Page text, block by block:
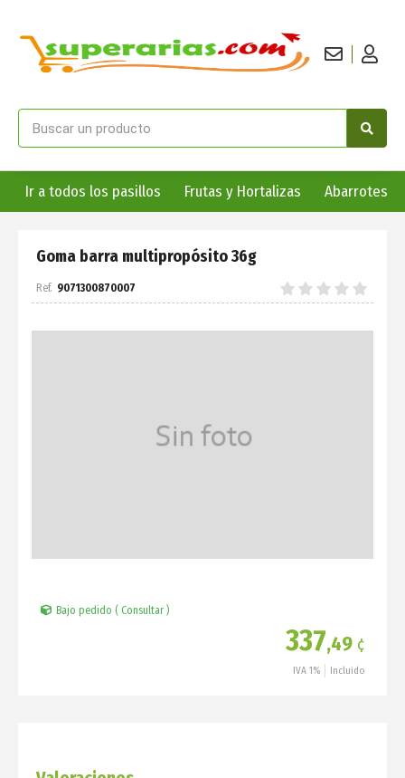
Ir a todos los pasillos Frutas y Hortalizas Abarrotes
Goma barra multipropósito 36g
9071300870007
Bajo pedido ( Consultar )
337,49 ¢
IVA 1% Incluido